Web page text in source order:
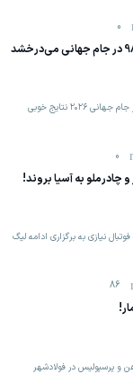
0
محمد نصرتی معتقد است تیم ملی ایران با وجود تمام مشکلات می‌تواند در جام جهانی ۲۰۲۶ نتایج خوبی
0
به آسیا بروند!
نیازی به برگزاری ادامه لیگ
86
و پرسپولیس در فولادشهر